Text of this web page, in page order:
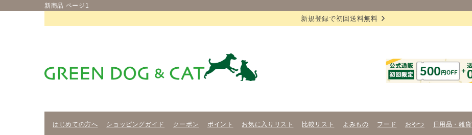
新商品 ページ1
新規登録で初回送料無料
はじめての方へ ショッピングガイド クーポン ポイント お気に入りリスト 比較リスト よみもの フード おやつ 日用品・雑貨